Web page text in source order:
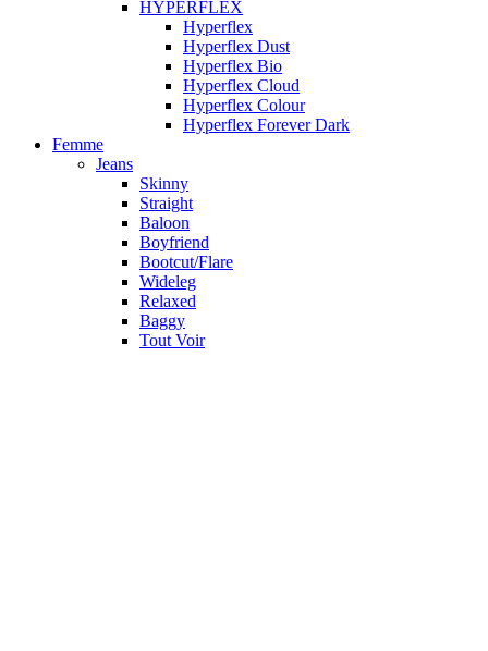
HYPERFLEX
Hyperflex
Hyperflex Dust
Hyperflex Bio
Hyperflex Cloud
Hyperflex Colour
Hyperflex Forever Dark
Femme
Jeans
Skinny
Straight
Baloon
Boyfriend
Bootcut/Flare
Wideleg
Relaxed
Baggy
Tout Voir